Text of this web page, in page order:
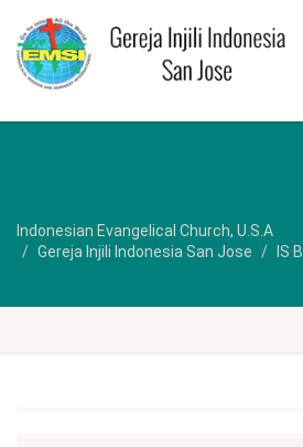
Indonesian Evangelical Church, U.S.A
Gereja Injili Indonesia San Jose
IS